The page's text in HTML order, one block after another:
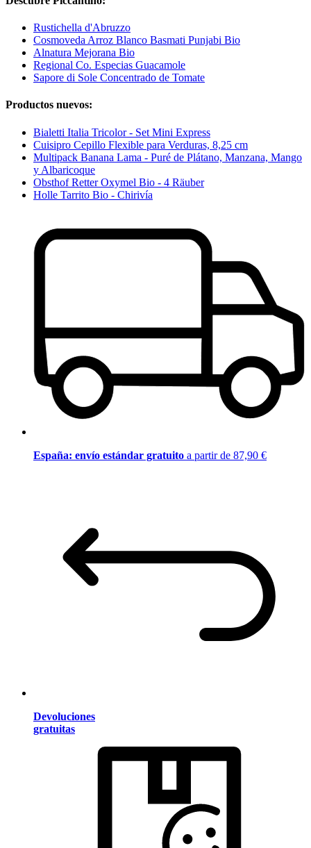
Rustichella d'Abruzzo
Cosmoveda Arroz Blanco Basmati Punjabi Bio
Alnatura Mejorana Bio
Regional Co. Especias Guacamole
Sapore di Sole Concentrado de Tomate
Productos nuevos:
Bialetti Italia Tricolor - Set Mini Express
Cuisipro Cepillo Flexible para Verduras, 8,25 cm
Multipack Banana Lama - Puré de Plátano, Manzana, Mango
y Albaricoque
Obsthof Retter Oxymel Bio - 4 Räuber
Holle Tarrito Bio - Chirivía
España: envío estándar gratuito a partir de 87,90 €
Devoluciones
gratuitas